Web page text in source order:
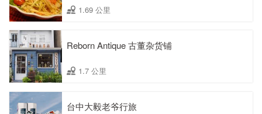
1.69 公里
Reborn Antique 古董杂货铺
1.7 公里
台中大毅老爷行旅